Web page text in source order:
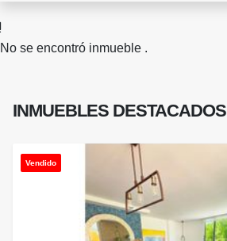
No se encontró inmueble .
INMUEBLES DESTACADOS
Vendido